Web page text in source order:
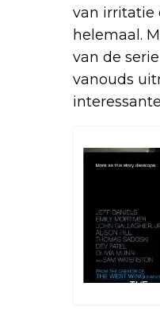
van irritatie
helemaal.
van de
vanouds